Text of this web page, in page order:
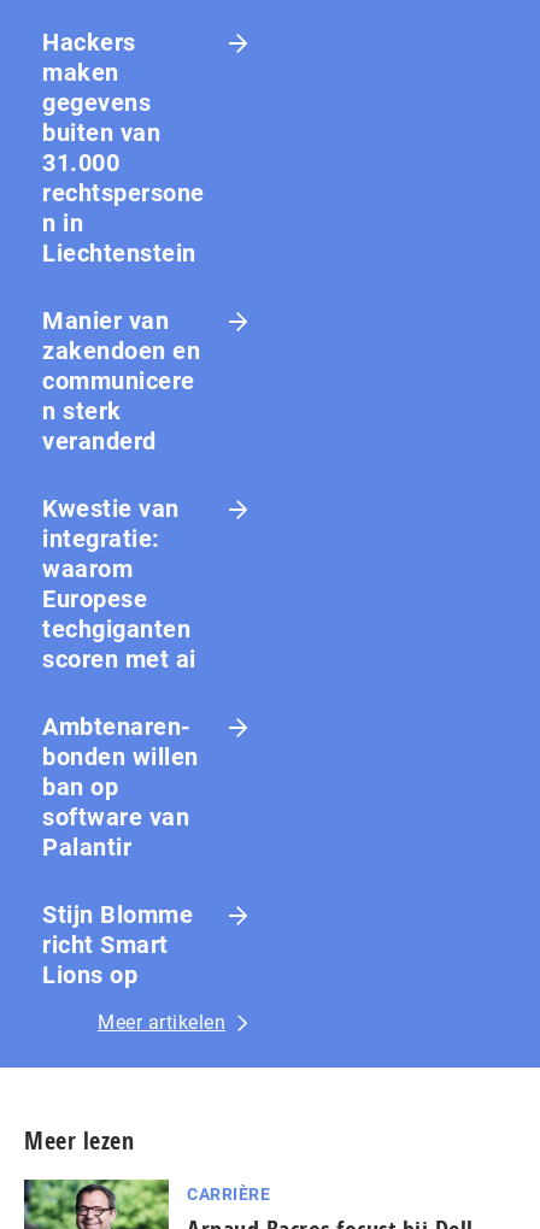
Hackers
maken
gegevens
buiten van
31.000
rechtspersone
n in
Liechtenstein
Manier van
zakendoen en
communicere
n sterk
veranderd
Kwestie van
integratie:
waarom
Europese
techgiganten
scoren met ai
Amb­te­na­ren­
bon­den willen
ban op
software van
Palantir
Stijn Blomme
richt Smart
Lions op
Meer artikelen
Meer lezen
CARRIÈRE